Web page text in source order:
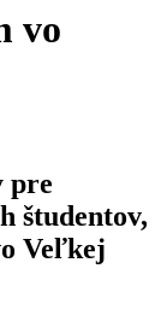
vo
pre
študentov,
Veľkej